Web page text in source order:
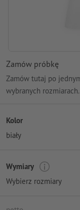
Zamów próbkę
Zamów tutaj po
wybranych rozmiarach.
Kolor
biały
Wymiary
Wybierz rozmiary